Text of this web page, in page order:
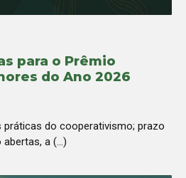
para o Prêmio
do Ano 2026
práticas do cooperativismo; prazo
a (...)